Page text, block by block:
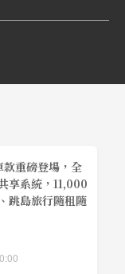
重磅登場，全
享系統，11,000
跳島旅行隨租隨